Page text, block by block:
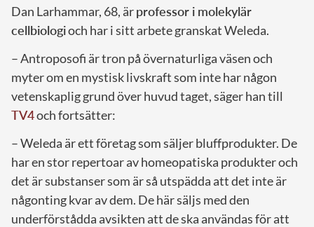
Dan Larhammar, 68, ärprofessor i molekylär
cellbiologioch har i sitt arbete granskat Weleda.
– Antroposofi är tron på övernaturliga väsen och
myter om en mystisk livskraft som inte har någon
vetenskaplig grund över huvud taget, säger han till
TV4och fortsätter:
– Weleda är ett företag som säljer bluffprodukter. De
har en stor repertoar av homeopatiska produkter och
det är substanser som är så utspädda att det inte är
någonting kvar av dem. De här säljs med den
underförstådda avsikten att de ska användas för att